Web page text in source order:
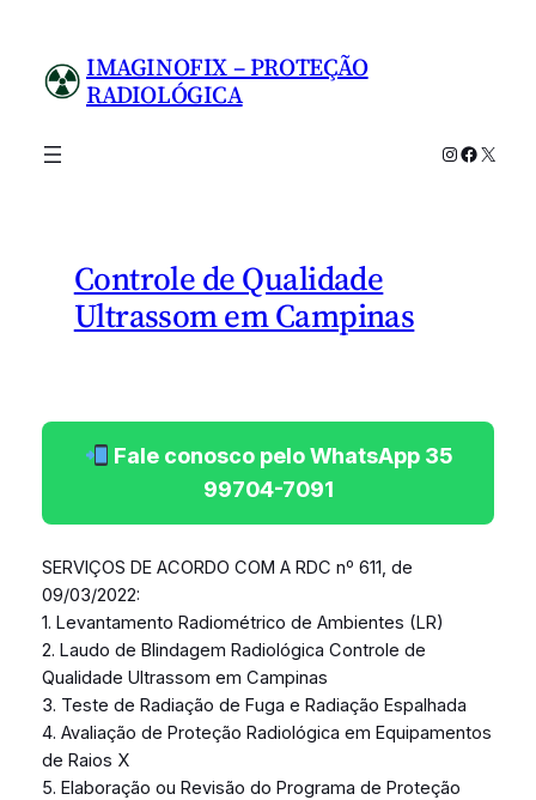
conteúdo
IMAGINOFIX – PROTEÇÃO
RADIOLÓGICA
Instagram
X
Controle de Qualidade
Ultrassom em Campinas
Fale conosco pelo WhatsApp 35
99704-7091
SERVIÇOS DE ACORDO COM A RDC nº 611, de
09/03/2022:
1. Levantamento Radiométrico de Ambientes (LR)
2. Laudo de Blindagem Radiológica Controle de
Qualidade Ultrassom em Campinas
3. Teste de Radiação de Fuga e Radiação Espalhada
4. Avaliação de Proteção Radiológica em Equipamentos
de Raios X
5. Elaboração ou Revisão do Programa de Proteção